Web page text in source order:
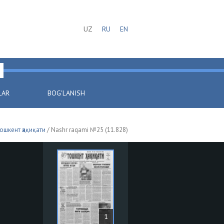
UZ RU EN
BOG'LANISH
ҳақиқати / Nashr raqami №25 (11.828)
1